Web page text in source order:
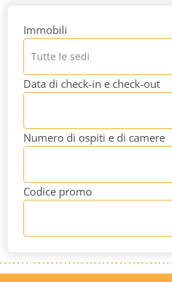
Immobili
Tutte le sedi
Data di check-in e check-out
Numero di ospiti e di camere
Codice promo